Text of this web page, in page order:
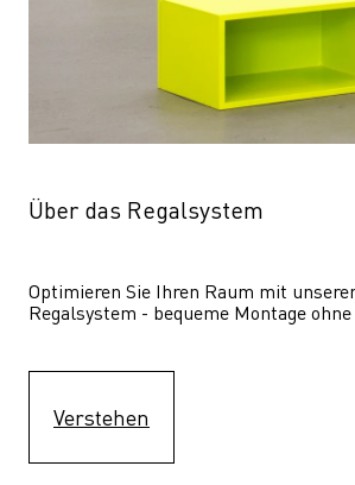
Über das Regalsystem
Optimieren Sie Ihren Raum mit
Regalsystem - bequeme Montage
Verstehen